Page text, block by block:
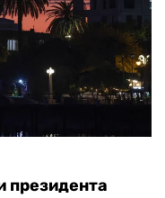
президента